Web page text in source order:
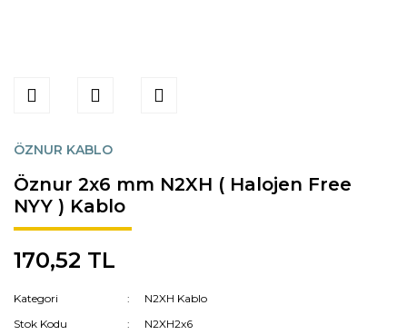
ÖZNUR KABLO
Öznur 2x6 mm N2XH ( Halojen Free
NYY ) Kablo
170,52 TL
Kategori
N2XH Kablo
Stok Kodu
N2XH2x6